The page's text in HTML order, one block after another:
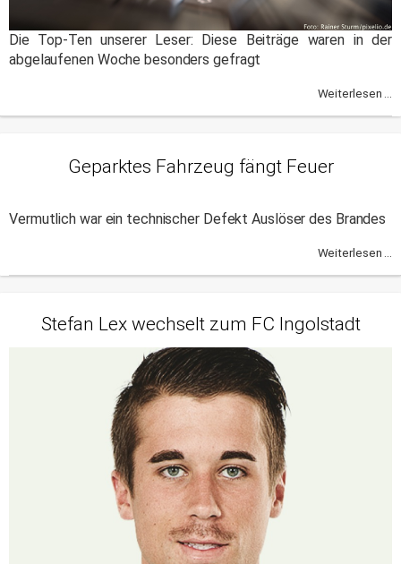
Die Top-Ten unserer Leser: Diese Beiträge waren in der
abgelaufenen Woche besonders gefragt
Weiterlesen ...
Geparktes Fahrzeug fängt Feuer
Vermutlich war ein technischer Defekt Auslöser des Brandes
Weiterlesen ...
Stefan Lex wechselt zum FC Ingolstadt